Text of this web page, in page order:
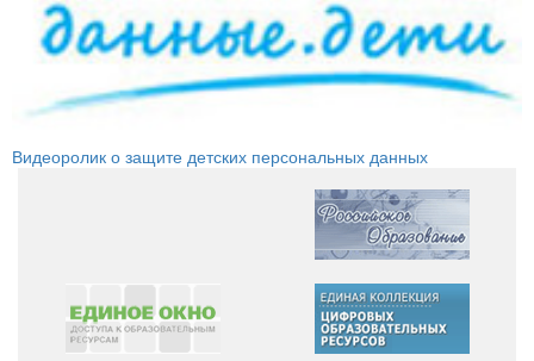
Видеоролик о защите детских персональных данных